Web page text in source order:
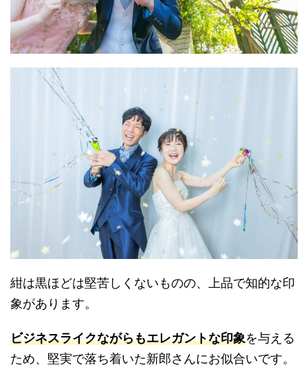
紺は黒ほどは堅苦しくないものの、上品で知的な印
象があります。
ビジネスライクながらもエレガントな印象を与える
ため、堅実で落ち着いた新郎さんにお似合いです。